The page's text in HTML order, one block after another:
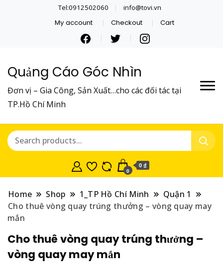
Tel:0912502060 info@tovi.vn
My account Checkout Cart
Quảng Cáo Góc Nhìn
Đơn vị – Gia Công, Sản Xuất…cho các đối tác tại
TP.Hồ Chí Minh
0
0 ₫
Home Shop 1_TP Hồ Chí Minh
Quận 1
Cho thuê vòng quay trúng thưởng – vòng quay may
mắn
Cho thuê vòng quay trúng thưởng –
vòng quay may mắn